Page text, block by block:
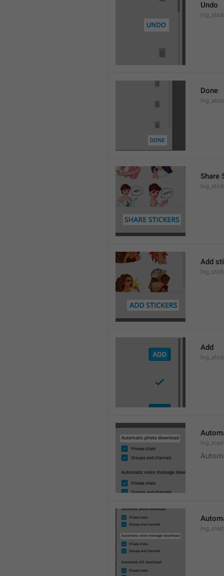
Undo
Done
Share
Add
Add